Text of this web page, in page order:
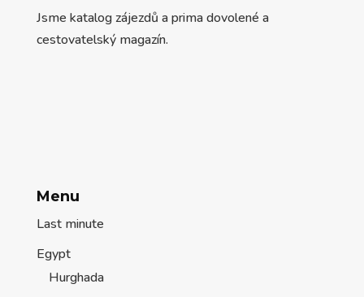
Jsme katalog zájezdů a prima dovolené a
cestovatelský magazín.
Menu
Last minute
Egypt
Hurghada